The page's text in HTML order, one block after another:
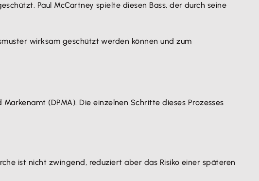
Paul McCartney spielte diesen Bass, der durch seine
wirksam geschützt werden können und zum
(DPMA). Die einzelnen Schritte dieses Prozesses
ist nicht zwingend, reduziert aber das Risiko einer späteren